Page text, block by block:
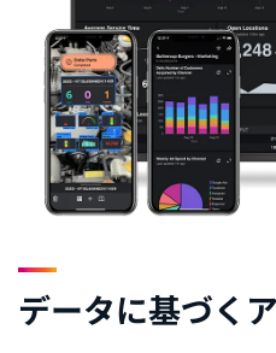
データに基づく